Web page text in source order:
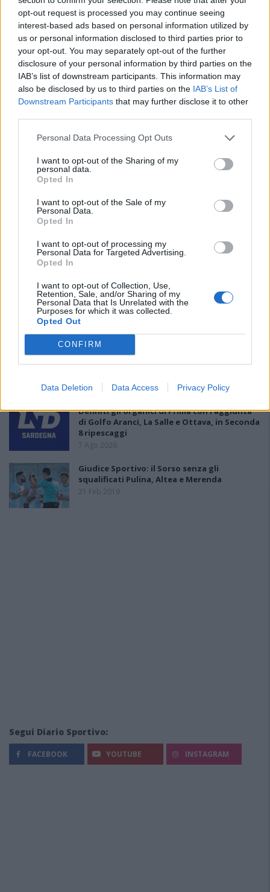
opt-out request is processed you may continue seeing
interest-based ads based on personal information utilized by
us or personal information disclosed to third parties prior to
your opt-out. You may separately opt-out of the further
disclosure of your personal information by third parties on the
IAB’s list of downstream participants. This information may
also be disclosed by us to third parties on the IAB’s List of
Downstream Participants that may further disclose it to other
Personal Data Processing Opt Outs
I want to opt-out of the Sharing of my
personal data.
Opted In
I want to opt-out of the Sale of my
Personal Data.
Opted In
I want to opt-out of processing my
Personal Data for Targeted Advertising.
Opted In
I want to opt-out of Collection, Use,
Retention, Sale, and/or Sharing of my
Personal Data that Is Unrelated with the
Purposes for which it was collected.
Opted Out
CONFIRM
Data Deletion Data Access Privacy Policy
PIÙ LETTI OGGI
L'Ossese si prepara all'esordio in D: Forzati,
Cabrera, Tesio, Limongelli, Bolzicco e tanti
giovani tra i…
Il Selargius rinforza il centrocampo con
Manuel Rinino e Samuele Vacca
6 Ago 2026
Per Carbonia e Olbia si apre lo spiraglio di
ripartire dalla Seconda
Definiti gli organici di Prima con l'aggiunta
di Golfo Aranci, La Salle e Ottava, in Seconda
8 ripescaggi
7 Ago 2026
Giudice Sportivo: il Sorso senza gli
squalificati Pulina, Altea e Merenda
21 Feb 2019
Segui Diario Sportivo:
FACEBOOK YOUTUBE INSTAGRAM